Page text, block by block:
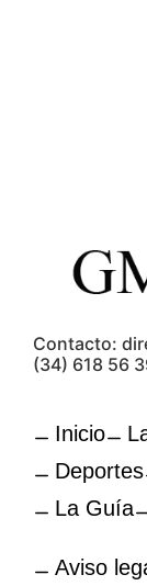
Contacto:
(34) 618 56
Inicio
Deportes
La Guía
Aviso